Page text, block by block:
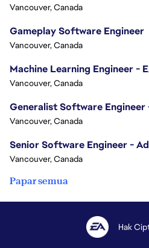
Vancouver, Canada
Gameplay Software Engineer
Vancouver, Canada
Machine Learning Engineer -
Vancouver, Canada
Generalist Software Engineer
Vancouver, Canada
Vancouver, Canada
Papar semua
Hak